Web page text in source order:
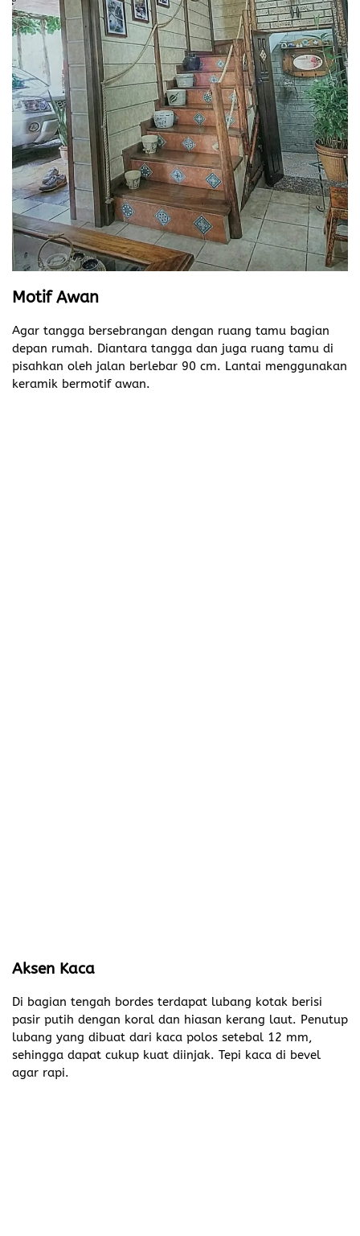
Motif Awan
Agar tangga bersebrangan dengan ruang tamu bagian
depan rumah. Diantara tangga dan juga ruang tamu di
pisahkan oleh jalan berlebar 90 cm. Lantai menggunakan
keramik bermotif awan.
Aksen Kaca
Di bagian tengah bordes terdapat lubang kotak berisi
pasir putih dengan koral dan hiasan kerang laut. Penutup
lubang yang dibuat dari kaca polos setebal 12 mm,
sehingga dapat cukup kuat diinjak. Tepi kaca di bevel
agar rapi.